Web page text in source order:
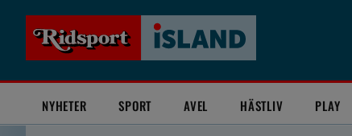
NYHETER SPORT AVEL HÄSTLIV PLAY